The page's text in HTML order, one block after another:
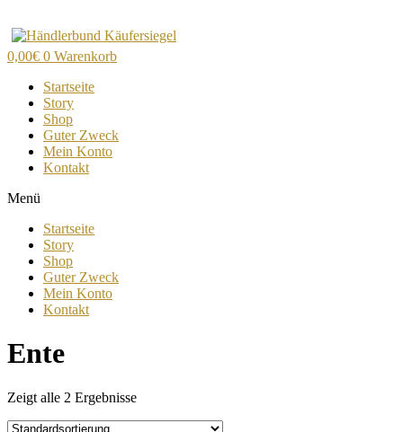
Inhalt
wechseln
0,00€ 0 Warenkorb
Startseite
Story
Shop
Guter Zweck
Mein Konto
Kontakt
Menü
Startseite
Story
Shop
Guter Zweck
Mein Konto
Kontakt
Ente
Zeigt alle 2 Ergebnisse